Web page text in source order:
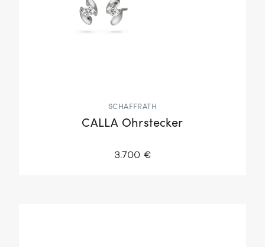
SCHAFFRATH
CALLA Ohrstecker
3.700 €